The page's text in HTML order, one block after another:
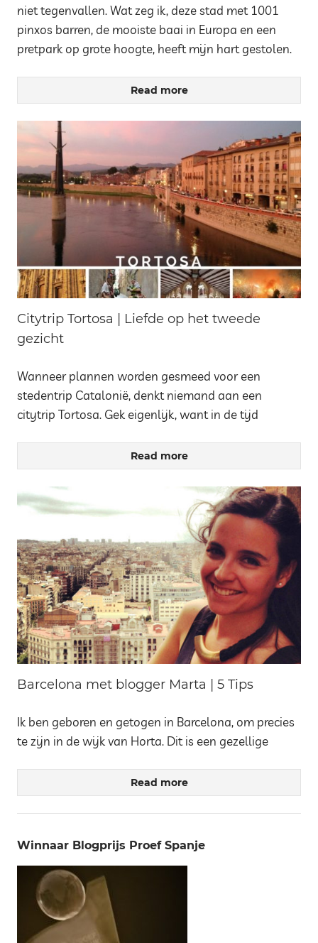
niet tegenvallen. Wat zeg ik, deze stad met 1001
pinxos barren, de mooiste baai in Europa en een
pretpark op grote hoogte, heeft mijn hart gestolen.
Read more
Citytrip Tortosa | Liefde op het tweede
gezicht
Wanneer plannen worden gesmeed voor een
stedentrip Catalonië, denkt niemand aan een
citytrip Tortosa. Gek eigenlijk, want in de tijd
Read more
Barcelona met blogger Marta | 5 Tips
Ik ben geboren en getogen in Barcelona, om precies
te zijn in de wijk van Horta. Dit is een gezellige
Read more
Winnaar Blogprijs Proef Spanje